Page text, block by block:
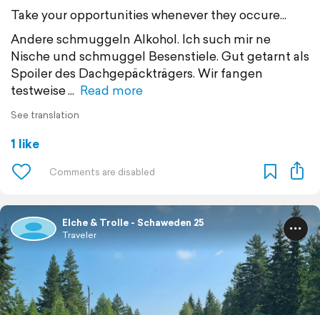
Take your opportunities whenever they occure...
Andere schmuggeln Alkohol. Ich such mir ne
Nische und schmuggel Besenstiele. Gut getarnt als
Spoiler des Dachgepäckträgers. Wir fangen
testweise
Read more
See translation
1 like
Elche & Trolle - Schaweden 25
Traveler